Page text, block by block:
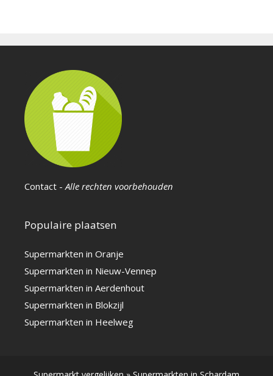
Contact -Alle rechten voorbehouden
Populaire plaatsen
Supermarkten in Oranje
Supermarkten in Nieuw-Vennep
Supermarkten in Aerdenhout
Supermarkten in Blokzijl
Supermarkten in Heelweg